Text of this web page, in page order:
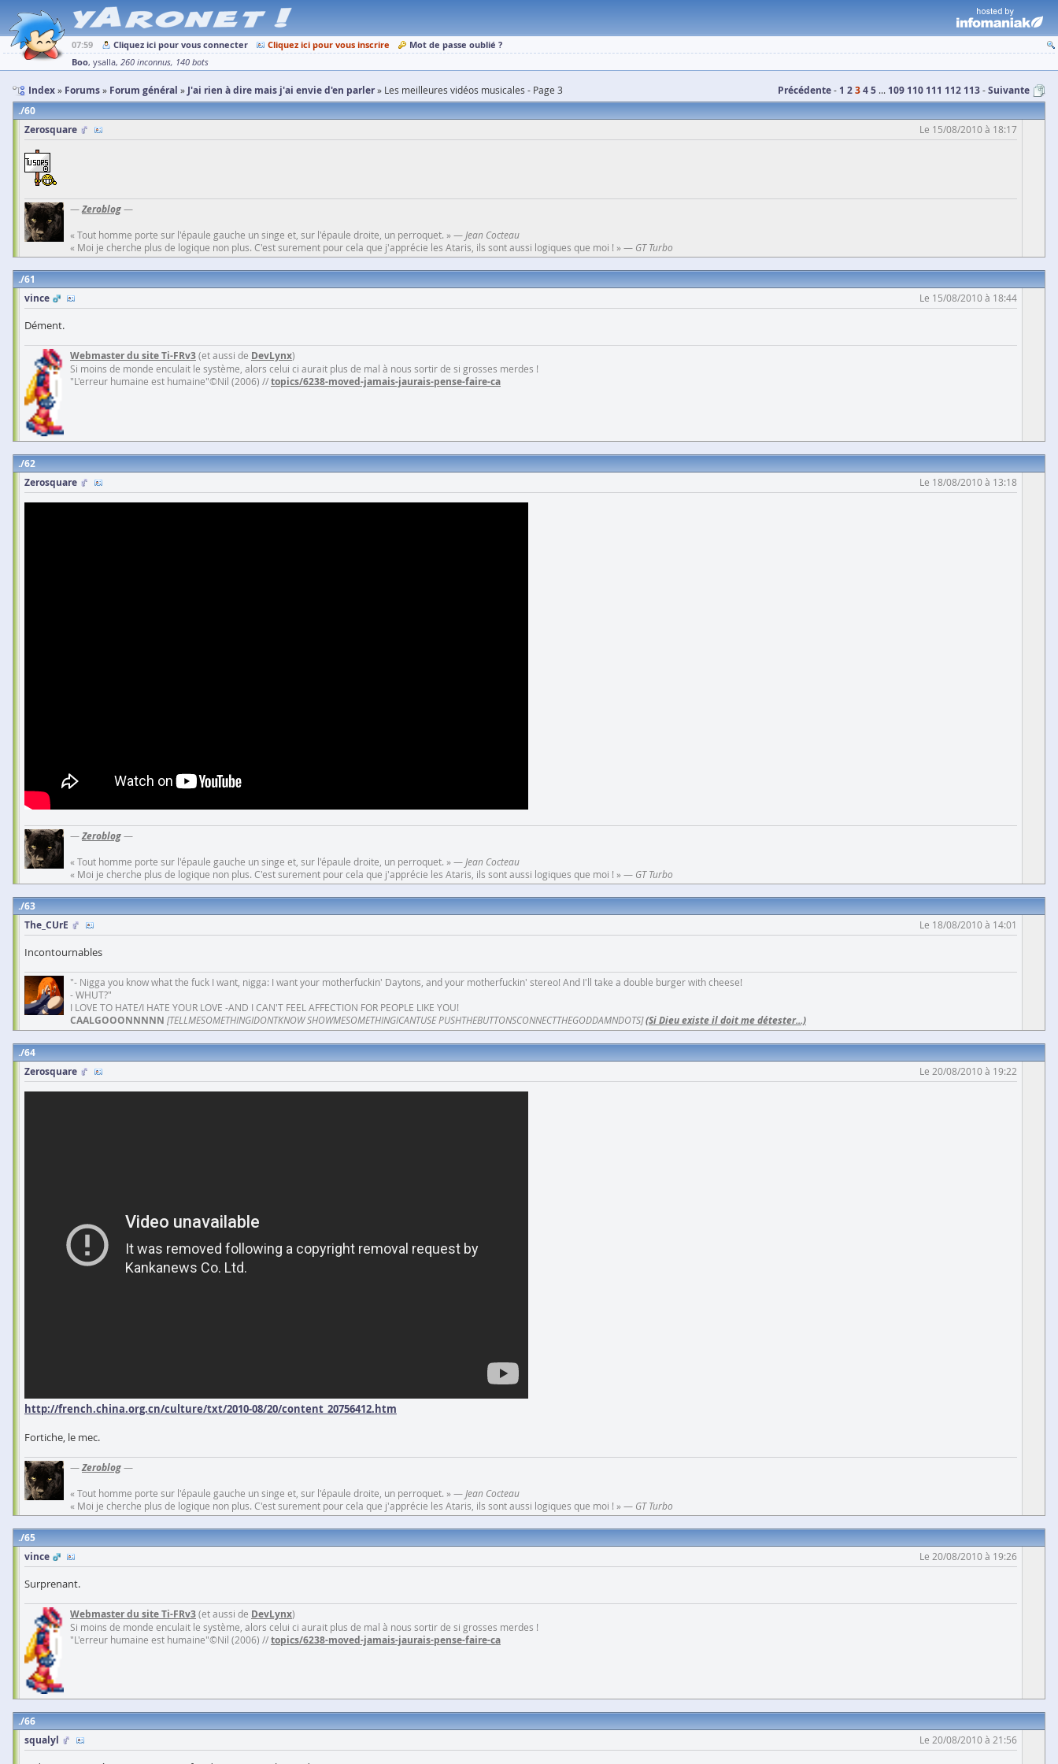
07:59 Cliquez ici pour vous connecter Cliquez ici pour vous inscrire
Mot de passe oublié ?
Boo ysalla 260 inconnus 140 bots
Index Forums Forum général J'ai rien à dire mais j'ai envie d'en parler Les meilleures vidéos musicales - Page 3 Précédente 1 2345 ... 109 110 111 112 113 Suivante
60
Zerosquare
Le 15/08/2010 à 18:17
—Zeroblog—
« Tout homme porte sur l'épaule gauche un singe et, sur l'épaule droite, un perroquet. » — Jean Cocteau
« Moi je cherche plus de logique non plus. C'est surement pour cela que j'apprécie les Ataris, ils sont aussi logiques que moi ! » — GT Turbo
61
vince
Le 15/08/2010 à 18:44
Dément.
Webmaster du site Ti-FRv3(et aussi de DevLynx)
Si moins de monde enculait le système, alors celui ci aurait plus de mal à nous sortir de si grosses merdes !
"L'erreur humaine est humaine"©Nil (2006) //topics/6238-moved-jamais-jaurais-pense-faire-ca
62
Zerosquare
Le 18/08/2010 à 13:18
—Zeroblog—
« Tout homme porte sur l'épaule gauche un singe et, sur l'épaule droite, un perroquet. » — Jean Cocteau
« Moi je cherche plus de logique non plus. C'est surement pour cela que j'apprécie les Ataris, ils sont aussi logiques que moi ! » — GT Turbo
63
The_CUrE
Le 18/08/2010 à 14:01
Incontournables
"- Nigga you know what the fuck I want, nigga: I want your motherfuckin' Daytons, and your motherfuckin' stereo! And I'll take a double burger with cheese!
- WHUT?"
I LOVE TO HATE/I HATE YOUR LOVE -AND I CAN'T FEEL AFFECTION FOR PEOPLE LIKE YOU!
CAALGOOONNNNN [TELLMESOMETHINGIDONTKNOW SHOWMESOMETHINGICANTUSE PUSHTHEBUTTONSCONNECTTHEGODDAMNDOTS](Si Dieu existe il doit me détester...)
64
Zerosquare
Le 20/08/2010 à 19:22
http://french.china.org.cn/culture/txt/2010-08/20/content_20756412.htm
Fortiche, le mec.
—Zeroblog—
« Tout homme porte sur l'épaule gauche un singe et, sur l'épaule droite, un perroquet. » — Jean Cocteau
« Moi je cherche plus de logique non plus. C'est surement pour cela que j'apprécie les Ataris, ils sont aussi logiques que moi ! » — GT Turbo
65
vince
Le 20/08/2010 à 19:26
Surprenant.
Webmaster du site Ti-FRv3(et aussi de DevLynx)
Si moins de monde enculait le système, alors celui ci aurait plus de mal à nous sortir de si grosses merdes !
"L'erreur humaine est humaine"©Nil (2006) //topics/6238-moved-jamais-jaurais-pense-faire-ca
66
squalyl
Le 20/08/2010 à 21:56